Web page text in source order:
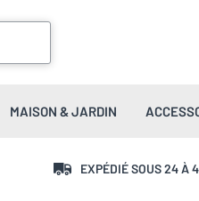
MAISON & JARDIN
EXPÉDIÉ SOUS 24 À